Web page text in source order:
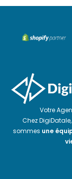
Votre
Chez
sommes une